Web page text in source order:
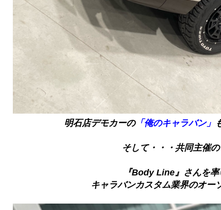
明石店デモカーの「俺のキャラバン」
そして・・・共同主催
『Body Line』さんを
キャラバンカスタム業界のオー